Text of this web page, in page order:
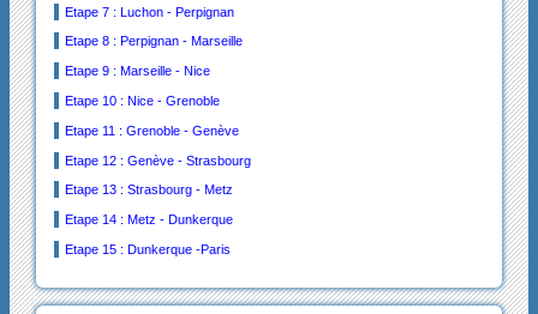
Etape 7 : Luchon - Perpignan
Etape 8 : Perpignan - Marseille
Etape 9 : Marseille - Nice
Etape 10 : Nice - Grenoble
Etape 11 : Grenoble - Genève
Etape 12 : Genève - Strasbourg
Etape 13 : Strasbourg - Metz
Etape 14 : Metz - Dunkerque
Etape 15 : Dunkerque -Paris